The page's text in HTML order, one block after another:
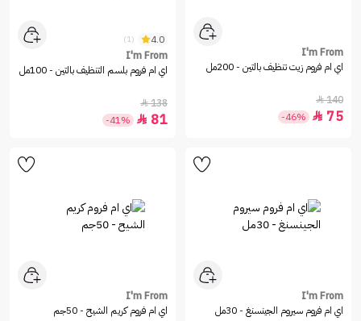
I'm From
اي ام فروم زيت تنظيف بالتين - 200مل
140

75

-46%
4.0
(1)
I'm From
اي ام فروم بلسم التنظيف بالتين - 100مل
138

81

-41%
I'm From
اي ام فروم سيروم الجينسنغ - 30مل
I'm From
اي ام فروم كريم الشيح - 50جم